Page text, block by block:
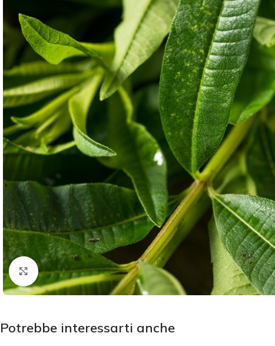
Click to enlarge
Potrebbe interessarti anche